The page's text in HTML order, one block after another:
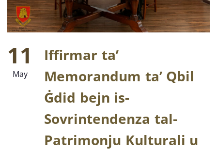
11
May
Iffirmar ta’
Memorandum ta’ Qbil
Ġdid bejn is-
Sovrintendenza tal-
Patrimonju Kulturali u